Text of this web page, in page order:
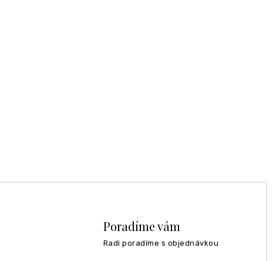
Poradíme vám
Radi poradíme s objednávkou